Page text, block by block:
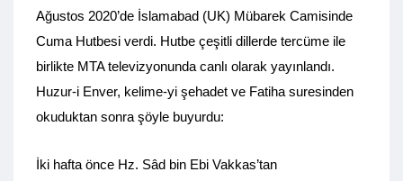
Ağustos 2020’de İslamabad (UK) Mübarek Camisinde
Cuma Hutbesi verdi. Hutbe çeşitli dillerde tercüme ile
birlikte MTA televizyonunda canlı olarak yayınlandı.
Huzur-i Enver, kelime-yi şehadet ve Fatiha suresinden
okuduktan sonra şöyle buyurdu:
İki hafta önce Hz. Sâd bin Ebi Vakkas’tan